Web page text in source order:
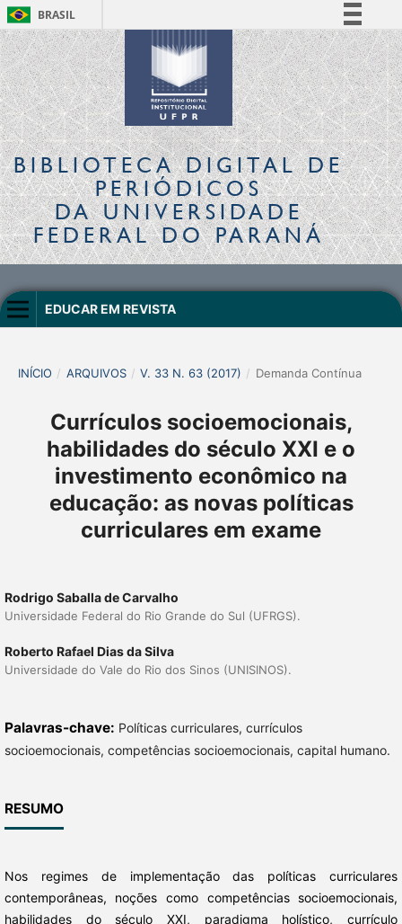
BRASIL
Simplifique!
Comunica BR
Participe
Acesso à informação
Legislação
Canais
BIBLIOTECA DIGITALDE
PERIÓDICOS
DA UNIVERSIDADE
FEDERAL DO PARANÁ
EDUCAR EM REVISTA
INÍCIO / ARQUIVOS / V. 33 N. 63 (2017) / Demanda Contínua
Currículos socioemocionais,
habilidades do século XXI e o
investimento econômico na
educação: as novas políticas
curriculares em exame
Rodrigo Saballa de Carvalho
Universidade Federal do Rio Grande do Sul (UFRGS).
Roberto Rafael Dias da Silva
Universidade do Vale do Rio dos Sinos (UNISINOS).
Palavras-chave: Políticas curriculares, currículos
socioemocionais, competências socioemocionais, capital humano.
RESUMO
Nos regimes de implementação das políticas curriculares
contemporâneas, noções como competências socioemocionais,
habilidades do século XXI, paradigma holístico, currículo